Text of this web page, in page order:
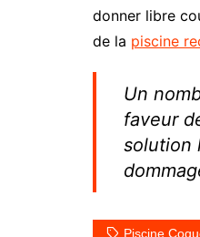
donner libre
de la piscine
Un
faveur
solution
Piscine